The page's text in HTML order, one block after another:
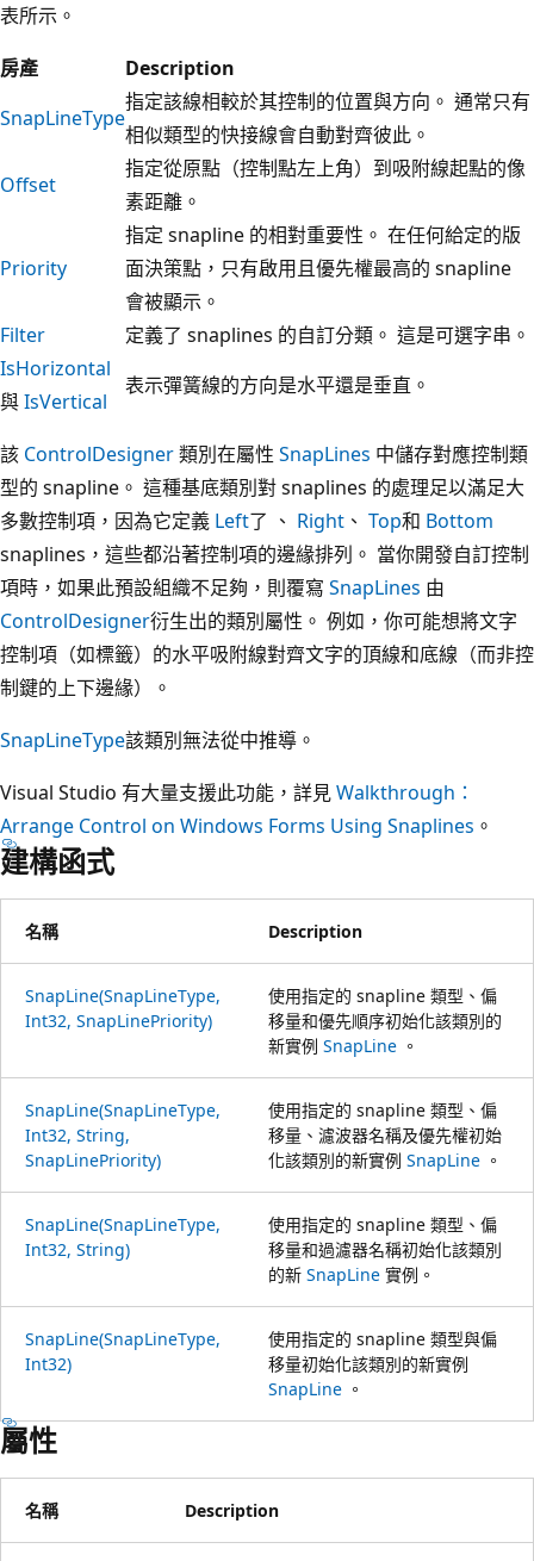
表所示。
房產
Description
SnapLineType
指定該線相較於其控制的位置與方向。 通常只有
相似類型的快接線會自動對齊彼此。
Offset
指定從原點（控制點左上角）到吸附線起點的像
素距離。
Priority
指定 snapline 的相對重要性。 在任何給定的版
面決策點，只有啟用且優先權最高的 snapline
會被顯示。
Filter
定義了 snaplines 的自訂分類。 這是可選字串。
IsHorizontal
與IsVertical
表示彈簧線的方向是水平還是垂直。
該 ControlDesigner類別在屬性 SnapLines 中儲存對應控制類
型的 snapline。 這種基底類別對 snaplines 的處理足以滿足大
多數控制項，因為它定義 Left了 、 Right 、 Top和 Bottom
snaplines，這些都沿著控制項的邊緣排列。 當你開發自訂控制
項時，如果此預設組織不足夠，則覆寫 SnapLines 由
ControlDesigner衍生出的類別屬性。 例如，你可能想將文字
控制項（如標籤）的水平吸附線對齊文字的頂線和底線（而非控
制鍵的上下邊緣）。
SnapLineType該類別無法從中推導。
Visual Studio 有大量支援此功能，詳見Walkthrough：
Arrange Control on Windows Forms Using Snaplines 。
建構函式
名稱 Description
SnapLine(SnapLineType,
Int32, SnapLinePriority)
使用指定的 snapline 類型、偏
移量和優先順序初始化該類別的
新實例 SnapLine 。
SnapLine(SnapLineType,
Int32, String,
SnapLinePriority)
使用指定的 snapline 類型、偏
移量、濾波器名稱及優先權初始
化該類別的新實例 SnapLine 。
SnapLine(SnapLineType,
Int32, String)
使用指定的 snapline 類型、偏
移量和過濾器名稱初始化該類別
的新 SnapLine 實例。
SnapLine(SnapLineType,
Int32)
使用指定的 snapline 類型與偏
移量初始化該類別的新實例
SnapLine 。
屬性
名稱 Description